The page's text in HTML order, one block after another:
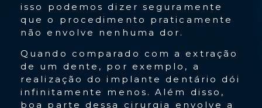
isso podemos dizer seguramente
que o procedimento praticamente
não envolve nenhuma dor.
Quando comparado com a extração
de um dente, por exemplo, a
realização do implante dentário dói
infinitamente menos. Além disso,
boa parte dessa cirurgia envolve a